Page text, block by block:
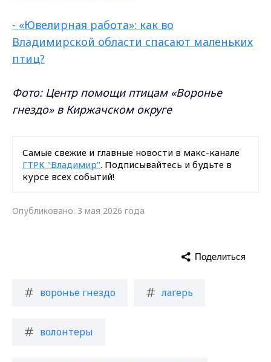
- «Ювелирная работа»: как во
Владимирской области спасают маленьких
птиц?
Фото: Центр помощи птицам «Воронье
гнездо» в Киржачском округе
Самые свежие и главные новости в макс-канале
ГТРК "Владимир". Подписывайтесь и будьте в
курсе всех событий!
Опубликовано: 3 мая 2026 года
воронье гнездо лагерь
волонтеры
Поделиться